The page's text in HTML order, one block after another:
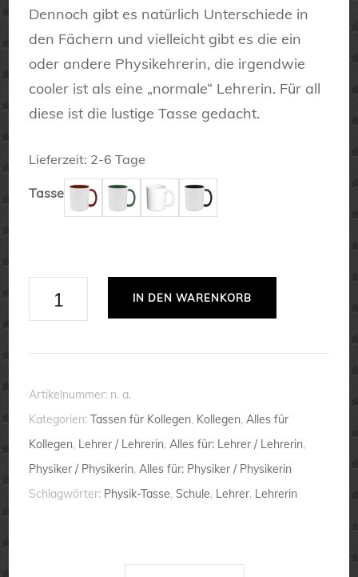
Dennoch gibt es natürlich Unterschiede in
den Fächern und vielleicht gibt es die ein
oder andere Physikehrerin, die irgendwie
cooler ist als eine „normale“ Lehrerin. Für all
diese ist die lustige Tasse gedacht.
Lieferzeit: 2-6 Tage
Tasse
viel
cooler
als
eine
normale
IN DEN WARENKORB
Artikelnummer: n. a.
Kategorien:Tassen für Kollegen, Kollegen,Alles für
Kollegen, Lehrer / Lehrerin,Alles für: Lehrer / Lehrerin,
Physiker / Physikerin,Alles für: Physiker / Physikerin
Schlagwörter: Physik-Tasse,Schule, Lehrer, Lehrerin